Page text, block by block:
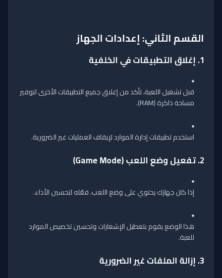
القسم الثاني: إعدادات الجهاز
1. إغلاق التطبيقات في الخلفية
قبل تشغيل اللعبة، تأكد من إغلاق جميع التطبيقات الأخرى لتوفير
مساحة ذاكرة (RAM).
استخدم تطبيقات إدارة الموارد لإيقاف العمليات غير الضرورية.
2. تفعيل وضع اللعب (Game Mode)
إذا كان جهازك يحتوي على وضع اللعب، فعّله لتحسين الأداء.
هذا الوضع يقوم بتعطيل الإشعارات وتحسين تخصيص الموارد
للعبة.
3. إزالة الملفات غير الضرورية